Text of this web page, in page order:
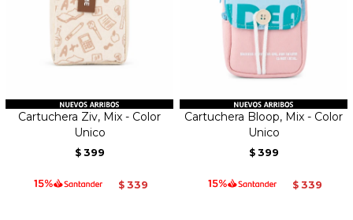
Cartuchera Ziv, Mix - Color
Unico
$ 399
$ 339
Cartuchera Bloop, Mix - Color
Unico
$ 399
$ 339